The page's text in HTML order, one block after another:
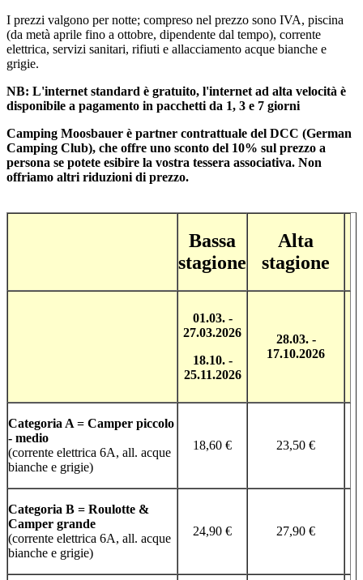
I prezzi valgono per notte; compreso nel prezzo sono IVA, piscina
(da metà aprile fino a ottobre, dipendente dal tempo), corrente
elettrica, servizi sanitari, rifiuti e allacciamento acque bianche e
grigie.
NB: L'internet standard è gratuito, l'internet ad alta velocità è
disponibile a pagamento in pacchetti da 1, 3 e 7 giorni
Camping Moosbauer è partner contrattuale del DCC (German
Camping Club), che offre uno sconto del 10% sul prezzo a
persona se potete esibire la vostra tessera associativa. Non
offriamo altri riduzioni di prezzo.
Bassa
stagione
Alta
stagione
01.03. -
27.03.2026
18.10. -
25.11.2026
28.03. -
17.10.2026
Categoria A = Camper piccolo
- medio
(corrente elettrica 6A, all. acque
bianche e grigie)
18,60 € 23,50 €
Categoria B = Roulotte &
Camper grande
(corrente elettrica 6A, all. acque
bianche e grigie)
24,90 € 27,90 €